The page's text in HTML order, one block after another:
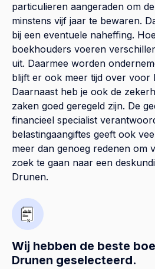
particulieren aangeraden om
minstens vijf jaar te bewaren.
bij een eventuele naheffing.
boekhouders voeren
uit. Daarmee worden
blijft er ook meer tijd over voor
Daarnaast heb je ook de
zaken goed geregeld zijn. De
financieel specialist
belastingaangiftes geeft ook
meer dan genoeg redenen om
zoek te gaan naar een
Drunen.
Wij hebben de beste
Drunen geselecteerd.